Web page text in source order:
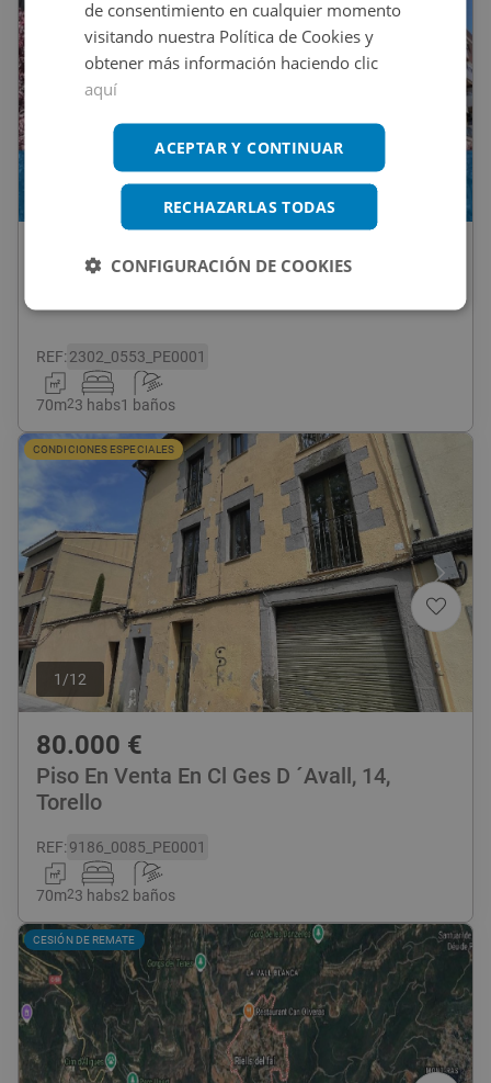
140.000€
REF:2302_0553_PE0001
70m23 habs1 baños
1 /12
CONDICIONES ESPECIALES
80.000 €
Piso En Venta En Cl Ges D ´Avall, 14,
Torello
REF:9186_0085_PE0001
70m23 habs2 baños
CESIÓN DE REMATE
de consentimiento en cualquier momento
visitando nuestra Política de Cookies y
obtener más información haciendo clic
aquí
ACEPTAR Y CONTINUAR
RECHAZARLAS TODAS
CONFIGURACIÓN DE COOKIES